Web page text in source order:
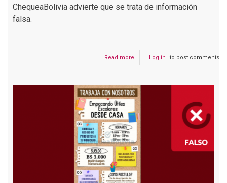
ChequeaBolivia advierte que se trata de información
falsa.
Read more
Esta
empleos
en
es
Log in to post comments